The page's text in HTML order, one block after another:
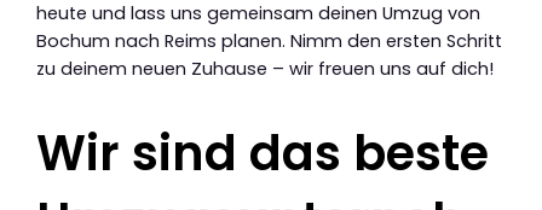
heute und lass uns gemeinsam deinen Umzug von
Bochum nach Reims planen. Nimm den ersten Schritt
zu deinem neuen Zuhause – wir freuen uns auf dich!
Wir sind das beste